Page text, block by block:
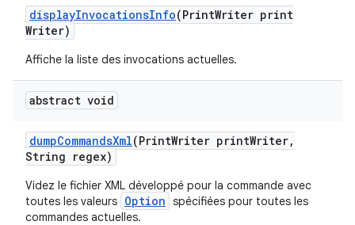
displayInvocationsInfo(PrintWriter print
Writer)
Affiche la liste des invocations actuelles.
abstract void
dumpCommandsXml(PrintWriter printWriter,
String regex)
Videz le fichier XML développé pour la commande avec
toutes les valeurs Option spécifiées pour toutes les
commandes actuelles.